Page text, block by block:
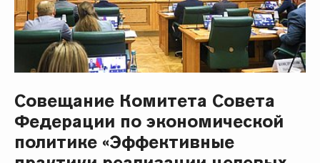
Совещание Комитета Совета
Федерации по экономической
политике «Эффективные